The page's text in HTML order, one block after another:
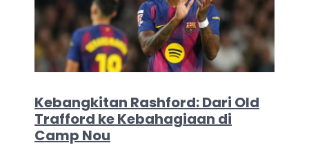
Kebangkitan Rashford: Dari Old
Trafford ke Kebahagiaan di
Camp Nou